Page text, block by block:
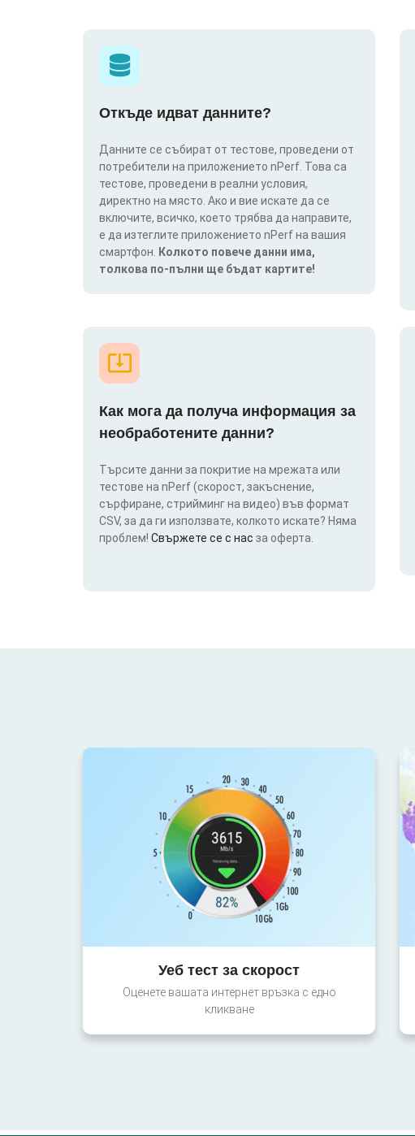
Откъде идват данните?
Данните се събират от тестове, проведени от
потребители на приложението nPerf. Това са
тестове, проведени в реални условия,
директно на място. Ако и вие искате да се
включите, всичко, което трябва да направите,
е да изтеглите приложението nPerf на вашия
смартфон.
Колкото повече данни има,
толкова по-пълни ще бъдат картите!
Как мога да получа информация за
необработените данни?
Търсите данни за покритие на мрежата или
тестове на nPerf (скорост, закъснение,
сърфиране, стрийминг на видео) във формат
CSV, за да ги използвате, колкото искате? Няма
проблем! Свържете се с нас за оферта.
Уеб тест за скорост
Оценете вашата интернет връзка с едно
кликване